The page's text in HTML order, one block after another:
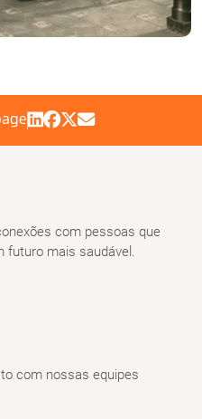
com pessoas que
mais saudável.
com nossas equipes